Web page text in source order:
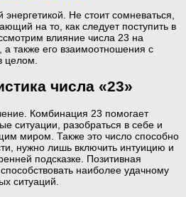
Не стоит сомневаться,
на то, как следует поступить в
влияние числа 23 на
а также его взаимоотношения с
целом.
числа «23»
Комбинация 23 помогает
ситуации, разобраться в себе и
миром. Также это число способно
нужно лишь включить интуицию и
подсказке. Позитивная
наиболее удачному
ситуаций.